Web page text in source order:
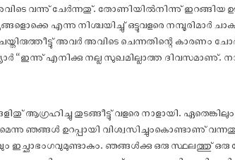
വന്നു് ചേർന്നതു്. തോണിയിൽനിന്നു് ഇറങ്ങിയ
എന്നു നിശ്ചയിച്ചു് ഒട്ടുവളരെ നമ്പൂരിമാർ
അവർ അവിടെ ചെന്നതിന്റെ കാരണം
“ഇന്നു് എനിക്കു നല്ല സുഖമില്ലാത്ത ദിവസമാണു്.
ആഗ്രഹിച്ചു തുടങ്ങീട്ടു് വളരെ നാളായി.
ഞങ്ങൾ ഉറപ്പായി വിശ്വസിച്ചുംകൊണ്ടാണു്
ഇച്ഛാഭംഗവുമുണ്ടാകും. ഞങ്ങൾക്കു ഒരു സ്ഥലത്തു് ഒരു